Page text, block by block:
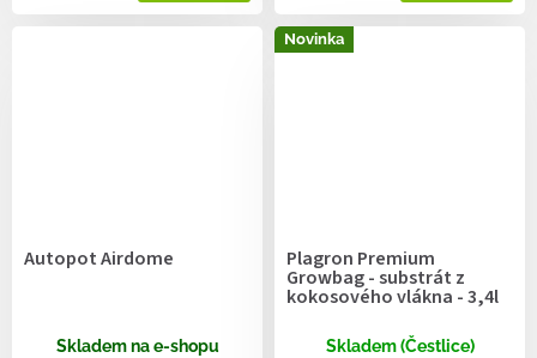
Autopot Airdome
Skladem na e-shopu
Novinka
Plagron Premium
Growbag - substrát z
kokosového vlákna - 3,4l
Skladem (Čestlice)